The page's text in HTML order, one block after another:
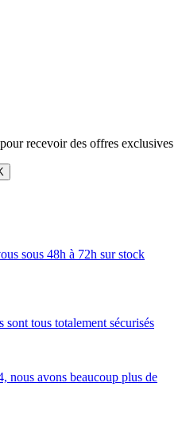
recevoir des offres exclusives
sous 48h à 72h sur stock
sont tous totalement sécurisés
nous avons beaucoup plus de